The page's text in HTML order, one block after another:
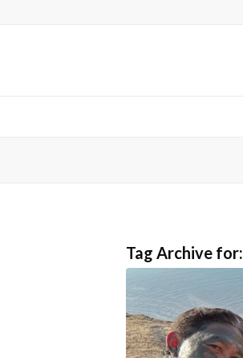
Tag Archive for: